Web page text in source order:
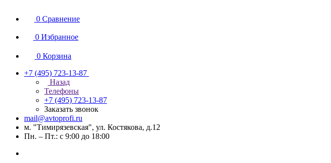
0 Сравнение
0 Избранное
0 Корзина
+7 (495) 723-13-87
Назад
Телефоны
+7 (495) 723-13-87
Заказать звонок
mail@avtoprofi.ru
м. "Тимирязевская", ул. Костякова, д.12
Пн. – Пт.: с 9:00 до 18:00